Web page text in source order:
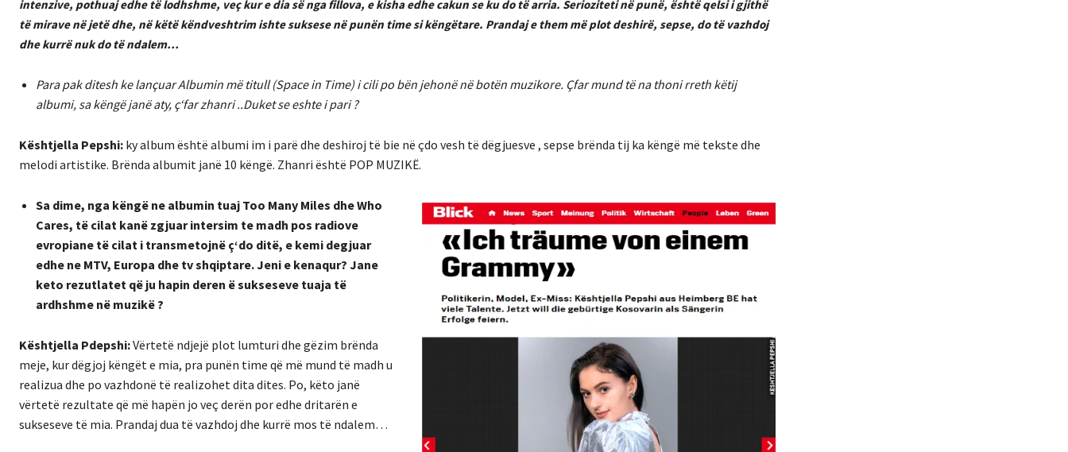
intenzive, pothuaj edhe të lodhshme, veç kur e dia së nga fillova, e kisha edhe cakun se ku do të arria. Serioziteti në punë, është qelsi i gjithë
të mirave në jetë dhe, në këtë këndveshtrim ishte suksese në punën time si këngëtare. Prandaj e them më plot deshirë, sepse, do të vazhdoj
dhe kurrë nuk do të ndalem…
Para pak ditesh ke lançuar Albumin më titull (Space in Time) i cili po bën jehonë në botën muzikore. Çfar mund të na thoni rreth këtij
albumi, sa këngë janë aty, ç‘far zhanri ..Duket se eshte i pari ?
Kështjella Pepshi: ky album është albumi im i parë dhe deshiroj të bie në çdo vesh të dëgjuesve , sepse brënda tij ka këngë më tekste dhe
melodi artistike. Brënda albumit janë 10 këngë. Zhanri është POP MUZIKË.
Sa dime, nga këngë ne albumin tuaj Too Many Miles dhe Who
Cares, të cilat kanë zgjuar intersim te madh pos radiove
evropiane të cilat i transmetojnë ç‘do ditë, e kemi degjuar
edhe ne MTV, Europa dhe tv shqiptare. Jeni e kenaqur? Jane
keto rezutlatet që ju hapin deren ë sukseseve tuaja të
ardhshme në muzikë ?
Kështjella Pdepshi:Vërtetë ndjejë plot lumturi dhe gëzim brënda
meje, kur dëgjoj këngët e mia, pra punën time që më mund të madh u
realizua dhe po vazhdonë të realizohet dita dites. Po, këto janë
vërtetë rezultate që më hapën jo veç derën por edhe dritarën e
sukseseve të mia. Prandaj dua të vazhdoj dhe kurrë mos të ndalem…